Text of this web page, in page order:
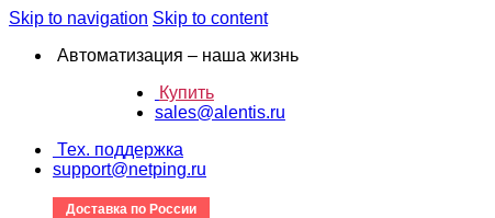
Skip to navigation Skip to content
Автоматизация – наша жизнь
Купить
sales@alentis.ru
Тех. поддержка
support@netping.ru
Доставка по России